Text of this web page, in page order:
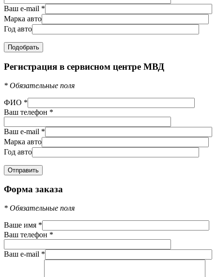
Ваш e-mail *
Марка авто
Год авто
Регистрация в сервисном центре МВД
* Обязательные поля
ФИО *
Ваш телефон *
Ваш e-mail *
Марка авто
Год авто
Форма заказа
* Обязательные поля
Ваше имя *
Ваш телефон *
Ваш e-mail *